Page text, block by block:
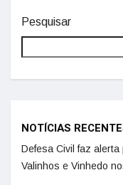
Pesquisar
NOTÍCIAS
Defesa Civil faz
Valinhos e Vinhedo